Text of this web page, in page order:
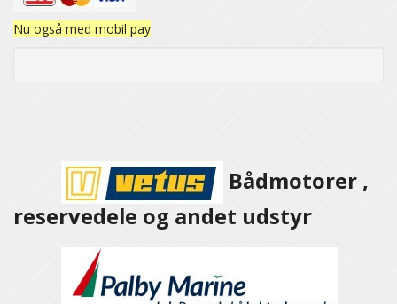
Nu også med mobil pay
Bådmotorer ,
reservedele og andet udstyr